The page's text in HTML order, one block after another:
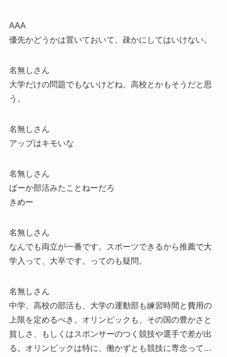
AAA
優先かどうかは置いておいて、疎かにしてはいけない。
名無しさん
大学だけの問題でもないけどね。高校とかもそうだと思
う。
名無しさん
アップはキモいな
名無しさん
ばーか部活みたことねーだろ
きめー
名無しさん
なんでも両立が一番です。スポーツできるから推薦で大
学入って、大卒です。ってのも疑問。
名無しさん
中学、高校の部活も、大学の運動部も練習時間と費用の
上限を定めるべき。オリンピックも、その国の豊かさと
貧しさ、もしくはスポンサーのつく競技や選手で差が出
る。オリンピックは特に、働かずとも競技に専念って…